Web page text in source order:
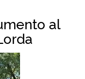
al